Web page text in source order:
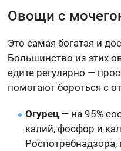
Овощи с
Это самая богатая и
Большинство из этих
едите регулярно —
помогают бороться с
Огурец — на 95%
калий, фосфор и